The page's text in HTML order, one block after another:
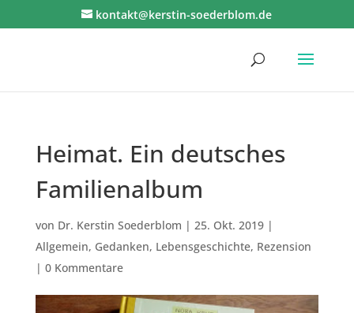
kontakt@kerstin-soederblom.de
Heimat. Ein deutsches
Familienalbum
von Dr. Kerstin Soederblom | 25. Okt. 2019|
Allgemein, Gedanken, Lebensgeschichte, Rezension
| 0 Kommentare